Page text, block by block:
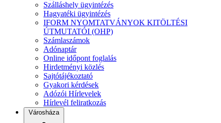
Szálláshely ügyintézés
Hagyatéki ügyintézés
IFORM NYOMTATVÁNYOK KITÖLTÉSI
ÚTMUTATÓI (OHP)
Számlaszámok
Adónaptár
Online időpont foglalás
Hirdetményi közlés
Sajtótájékoztató
Gyakori kérdések
Adózói Hírlevelek
Hírlevél feliratkozás
Városháza